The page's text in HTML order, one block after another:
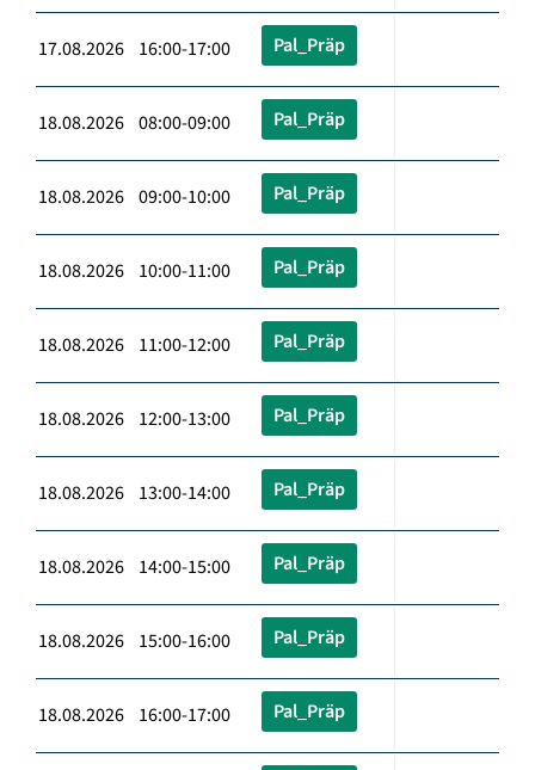
17.08.2026 16:00-17:00 Pal_Präp
18.08.2026 08:00-09:00 Pal_Präp
18.08.2026 09:00-10:00 Pal_Präp
18.08.2026 10:00-11:00 Pal_Präp
18.08.2026 11:00-12:00 Pal_Präp
18.08.2026 12:00-13:00 Pal_Präp
18.08.2026 13:00-14:00 Pal_Präp
18.08.2026 14:00-15:00 Pal_Präp
18.08.2026 15:00-16:00 Pal_Präp
18.08.2026 16:00-17:00 Pal_Präp